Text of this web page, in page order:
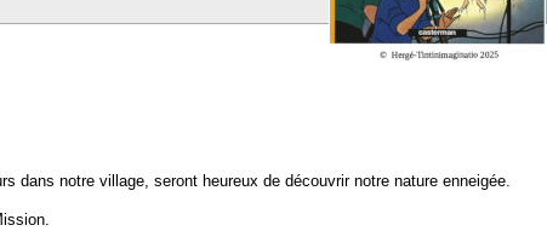
notre village, seront heureux de découvrir notre nature enneigée.